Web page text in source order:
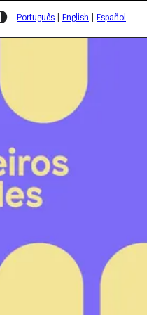
/governosp
Português English Español